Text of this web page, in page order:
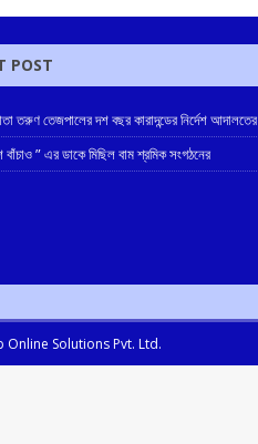
POST
তরুণ তেজপালের দশ বছর কারাদন্ডের নির্দেশ আদালতের
” এর ডাকে মিছিল বাম শ্রমিক সংগঠনের
Online Solutions Pvt. Ltd.